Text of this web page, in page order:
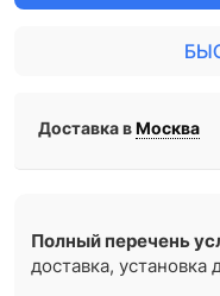
Доставка вМосква
Полный перечень
доставка,